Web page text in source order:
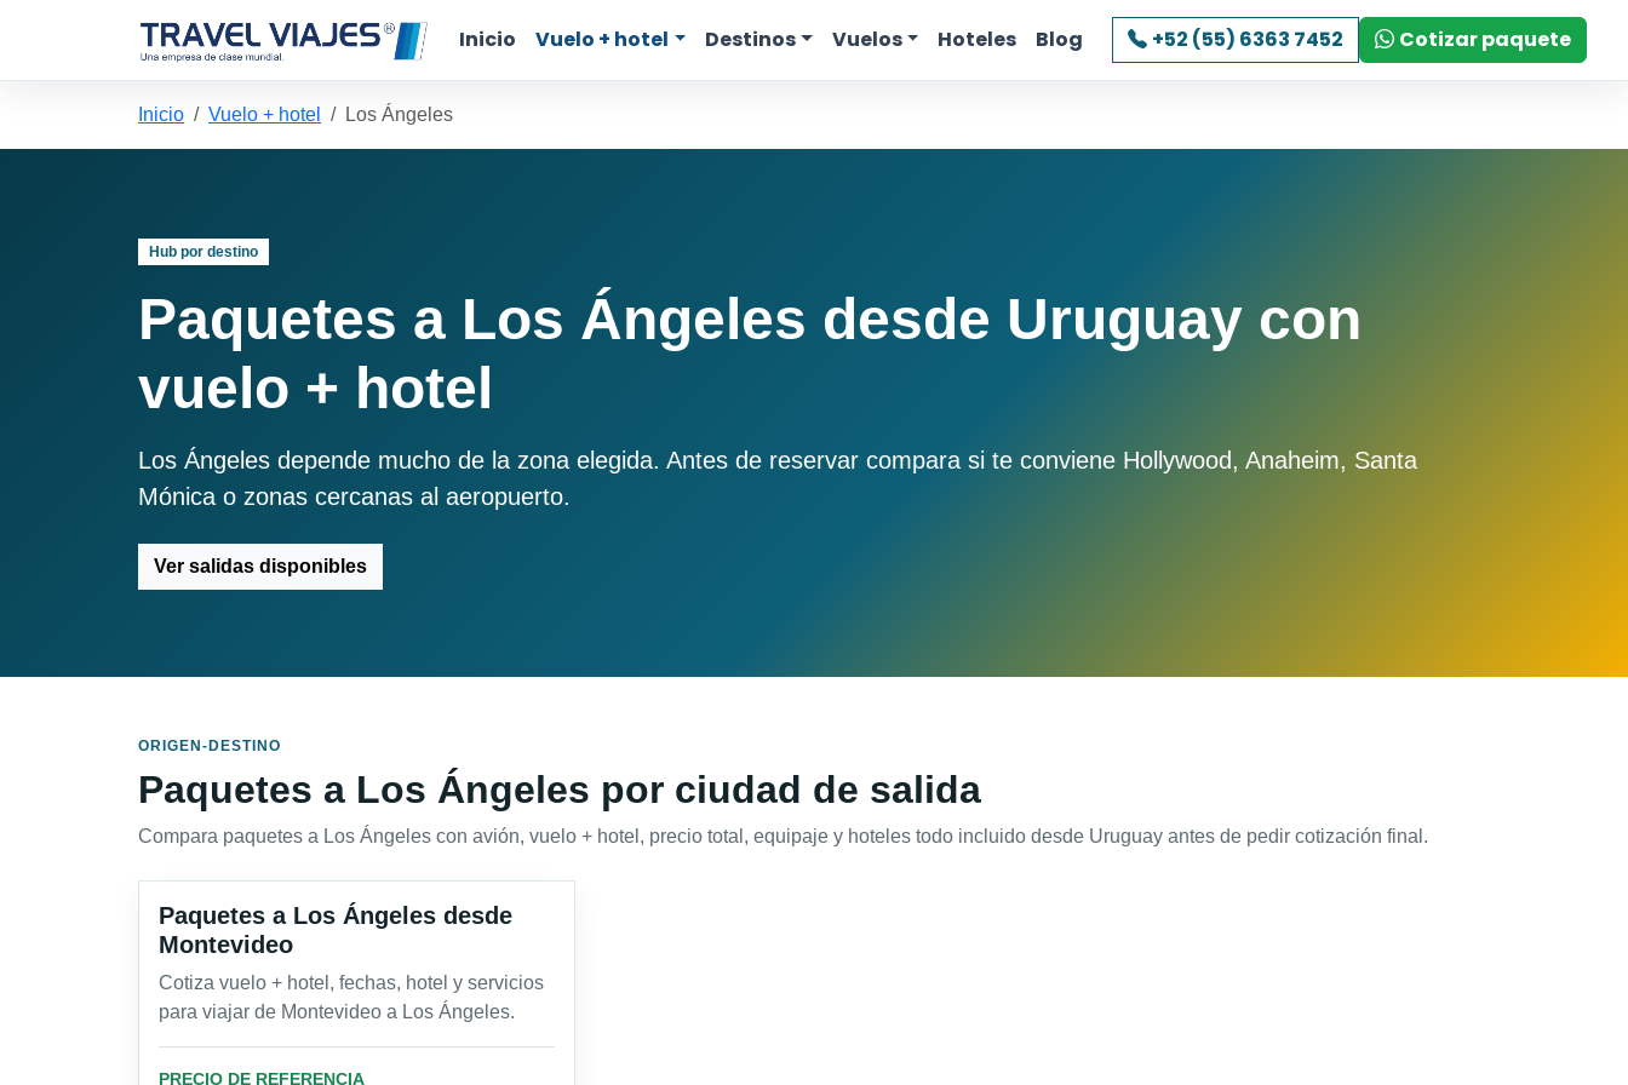
Inicio Vuelo + hotel Destinos Vuelos Hoteles Blog +52 (55) 6363 7452 Cotizar paquete
Inicio Vuelo + hotel Los Ángeles
Hub por destino
Paquetes a Los Ángeles desde Uruguay con
vuelo + hotel
Los Ángeles depende mucho de la zona elegida. Antes de reservar compara si te conviene Hollywood, Anaheim, Santa
Mónica o zonas cercanas al aeropuerto.
Ver salidas disponibles
ORIGEN-DESTINO
Paquetes a Los Ángeles por ciudad de salida
Compara paquetes a Los Ángeles con avión, vuelo + hotel, precio total, equipaje y hoteles todo incluido desde Uruguay antes de pedir cotización final.
Paquetes a Los Ángeles desde
Montevideo
Cotiza vuelo + hotel, fechas, hotel y servicios
para viajar de Montevideo a Los Ángeles.
PRECIO DE REFERENCIA